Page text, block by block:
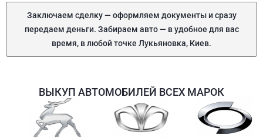
Заключаем сделку — оформляем документы и сразу
передаем деньги. Забираем авто — в удобное для вас
время, в любой точке Лукьяновка, Киев.
ВЫКУП АВТОМОБИЛЕЙ ВСЕХ МАРОК